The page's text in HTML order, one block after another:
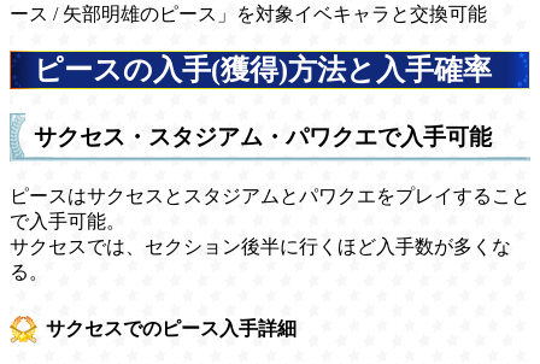
ース / 矢部明雄のピース」を対象イベキャラと交換可能
ピースの入手(獲得)方法と入手確率
サクセス・スタジアム・パワクエで入手可能
ピースはサクセスとスタジアムとパワクエをプレイすること
で入手可能。
サクセスでは、セクション後半に行くほど入手数が多くな
る。
サクセスでのピース入手詳細